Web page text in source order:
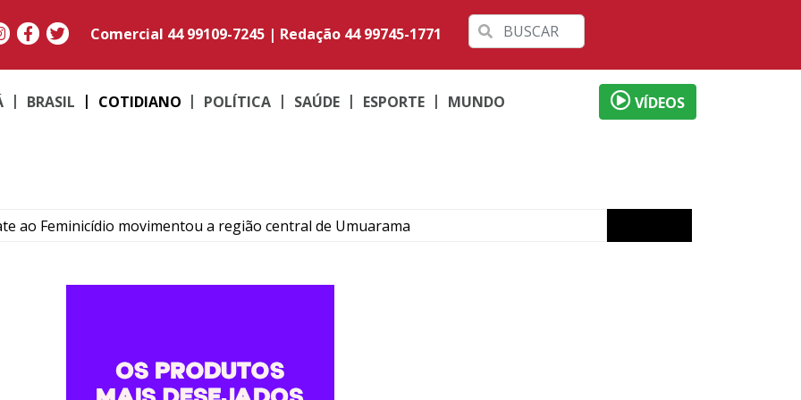
Comercial 44 99109-7245 | Redação 44 99745-1771
BRASIL COTIDIANO POLÍTICA SAÚDE ESPORTE MUNDO VÍDEOS
ao Feminicídio movimentou a região central de Umuarama
termina em briga dentro de colégio estadual de Iporã